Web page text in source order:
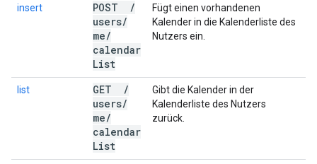
insert POST
/
users/
me/
calendar
List
Fügt einen vorhandenen
Kalender in die Kalenderliste des
Nutzers ein.
list GET
/
users/
me/
calendar
List
Gibt die Kalender in der
Kalenderliste des Nutzers
zurück.